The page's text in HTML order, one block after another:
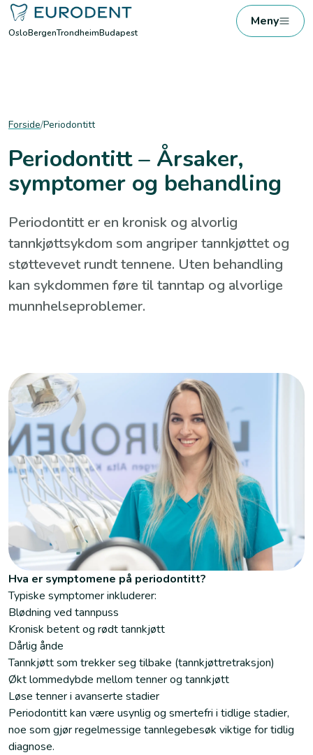
OsloBergenTrondheimBudapest
Meny
Forside/Periodontitt
Periodontitt – Årsaker,
symptomer og behandling
Periodontitt er en kronisk og alvorlig
tannkjøttsykdom som angriper tannkjøttet og
støttevevet rundt tennene. Uten behandling
kan sykdommen føre til tanntap og alvorlige
munnhelseproblemer.
Hva er symptomene på periodontitt?
Typiske symptomer inkluderer:
Blødning ved tannpuss
Kronisk betent og rødt tannkjøtt
Dårlig ånde
Tannkjøtt som trekker seg tilbake (tannkjøttretraksjon)
Økt lommedybde mellom tenner og tannkjøtt
Løse tenner i avanserte stadier
Periodontitt kan være usynlig og smertefri i tidlige stadier,
noe som gjør regelmessige tannlegebesøk viktige for tidlig
diagnose.